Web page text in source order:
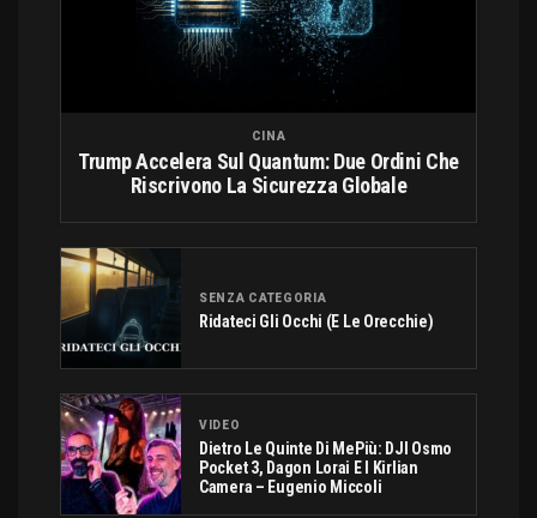
CINA
Trump Accelera Sul Quantum: Due Ordini Che
Riscrivono La Sicurezza Globale
SENZA CATEGORIA
Ridateci Gli Occhi (e Le Orecchie)
VIDEO
Dietro Le Quinte Di MePiù: DJI Osmo
Pocket 3, Dagon Lorai E I Kirlian
Camera – Eugenio Miccoli